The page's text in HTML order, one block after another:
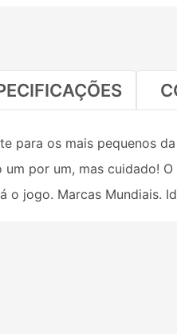
para os mais pequenos
por um, mas cuidado!
jogo. Marcas Mundiais.